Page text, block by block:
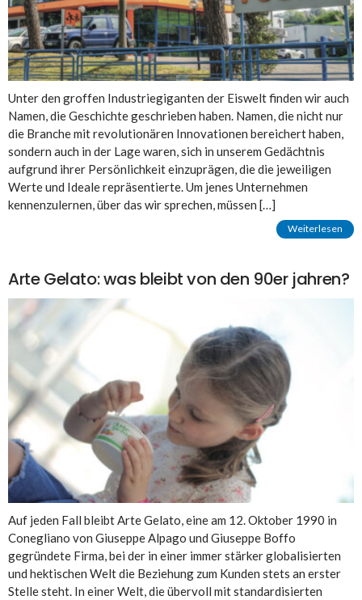
Unter den groffen Industriegiganten der Eiswelt finden wir auch
Namen, die Geschichte geschrieben haben. Namen, die nicht nur
die Branche mit revolutionären Innovationen bereichert haben,
sondern auch in der Lage waren, sich in unserem Gedächtnis
aufgrund ihrer Persönlichkeit einzuprägen, die die jeweiligen
Werte und Ideale repräsentierte. Um jenes Unternehmen
kennenzulernen, über das wir sprechen, müssen […]
Weiterlesen
Arte Gelato: was bleibt von den 90er jahren?
Auf jeden Fall bleibt Arte Gelato, eine am 12. Oktober 1990 in
Conegliano von Giuseppe Alpago und Giuseppe Boffo
gegründete Firma, bei der in einer immer stärker globalisierten
und hektischen Welt die Beziehung zum Kunden stets an erster
Stelle steht. In einer Welt, die übervoll mit standardisierten